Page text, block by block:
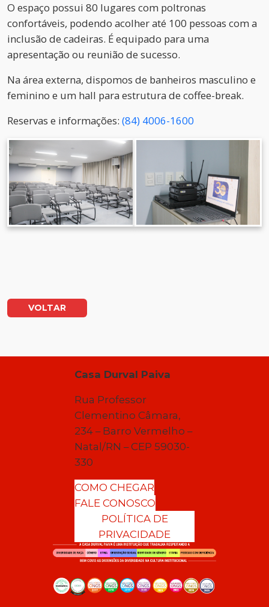
O espaço possui 80 lugares com poltronas
confortáveis, podendo acolher até 100 pessoas com a
inclusão de cadeiras. É equipado para uma
apresentação ou reunião de sucesso.
Na área externa, dispomos de banheiros masculino e
feminino e um hall para estrutura de coffee-break.
Reservas e informações: (84) 4006-1600
VOLTAR
Casa Durval Paiva
Rua Professor
Clementino Câmara,
234 – Barro Vermelho –
Natal/RN – CEP 59030-
330
COMO CHEGAR
FALE CONOSCO
POLÍTICA DE
PRIVACIDADE